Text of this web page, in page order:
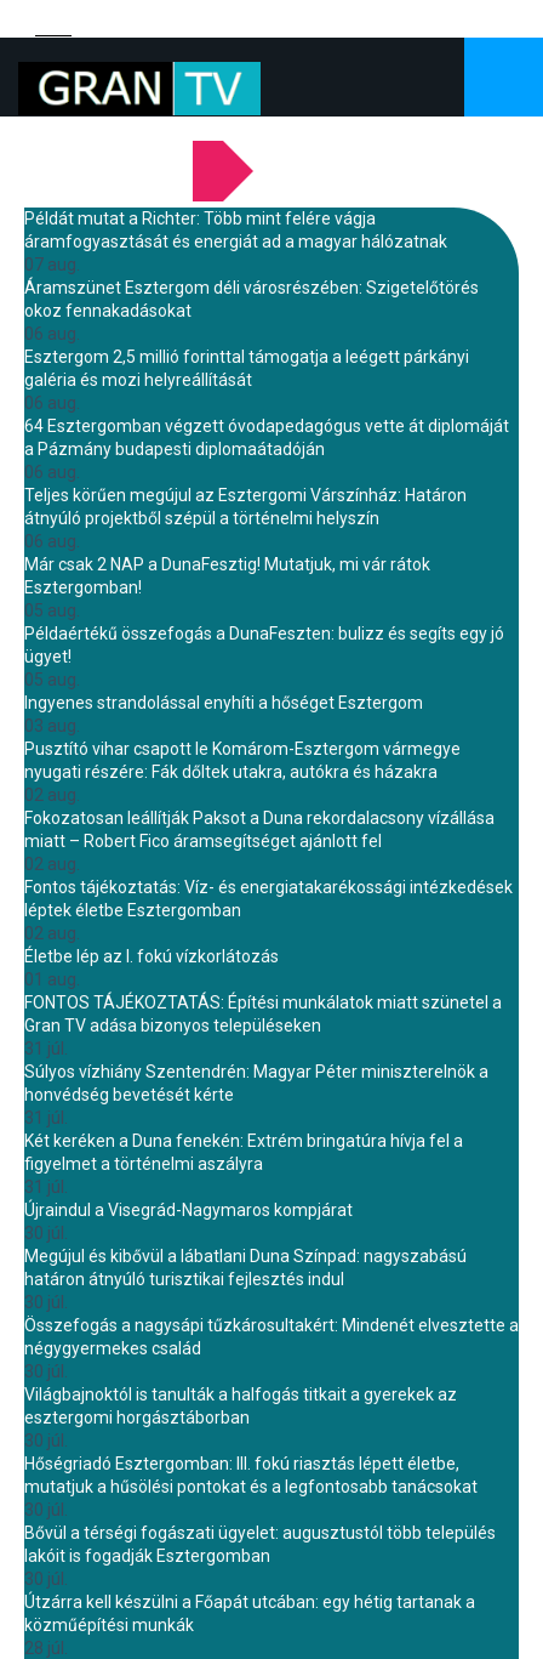
Példát mutat a Richter: Több mint felére vágja
áramfogyasztását és energiát ad a magyar hálózatnak
07 aug.
Áramszünet Esztergom déli városrészében: Szigetelőtörés
okoz fennakadásokat
06 aug.
Esztergom 2,5 millió forinttal támogatja a leégett párkányi
galéria és mozi helyreállítását
06 aug.
64 Esztergomban végzett óvodapedagógus vette át diplomáját
a Pázmány budapesti diplomaátadóján
06 aug.
Teljes körűen megújul az Esztergomi Várszínház: Határon
átnyúló projektből szépül a történelmi helyszín
06 aug.
Már csak 2 NAP a DunaFesztig! Mutatjuk, mi vár rátok
Esztergomban!
05 aug.
Példaértékű összefogás a DunaFeszten: bulizz és segíts egy jó
ügyet!
05 aug.
Ingyenes strandolással enyhíti a hőséget Esztergom
03 aug.
Pusztító vihar csapott le Komárom-Esztergom vármegye
nyugati részére: Fák dőltek utakra, autókra és házakra
02 aug.
Fokozatosan leállítják Paksot a Duna rekordalacsony vízállása
miatt – Robert Fico áramsegítséget ajánlott fel
02 aug.
Fontos tájékoztatás: Víz- és energiatakarékossági intézkedések
léptek életbe Esztergomban
02 aug.
Életbe lép az I. fokú vízkorlátozás
01 aug.
FONTOS TÁJÉKOZTATÁS: Építési munkálatok miatt szünetel a
Gran TV adása bizonyos településeken
31 júl.
Súlyos vízhiány Szentendrén: Magyar Péter miniszterelnök a
honvédség bevetését kérte
31 júl.
Két keréken a Duna fenekén: Extrém bringatúra hívja fel a
figyelmet a történelmi aszályra
31 júl.
Újraindul a Visegrád-Nagymaros kompjárat
30 júl.
Megújul és kibővül a lábatlani Duna Színpad: nagyszabású
határon átnyúló turisztikai fejlesztés indul
30 júl.
Összefogás a nagysápi tűzkárosultakért: Mindenét elvesztette a
négygyermekes család
30 júl.
Világbajnoktól is tanulták a halfogás titkait a gyerekek az
esztergomi horgásztáborban
30 júl.
Hőségriadó Esztergomban: III. fokú riasztás lépett életbe,
mutatjuk a hűsölési pontokat és a legfontosabb tanácsokat
30 júl.
Bővül a térségi fogászati ügyelet: augusztustól több település
lakóit is fogadják Esztergomban
30 júl.
Útzárra kell készülni a Főapát utcában: egy hétig tartanak a
közműépítési munkák
28 júl.